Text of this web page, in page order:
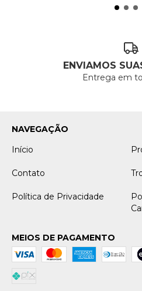
ENVIAMOS
Entrega em
NAVEGAÇÃO
Início
Contato
Política de Privacidade
MEIOS DE PAGAMENTO